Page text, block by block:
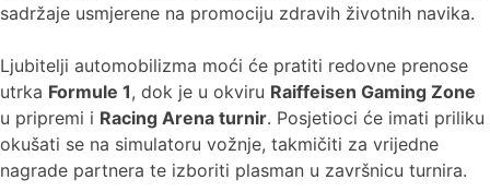
sadržaje usmjerene na promociju zdravih životnih navika.
Ljubitelji automobilizma moći će pratiti redovne prenose
utrka Formule 1, dok je u okviru Raiffeisen Gaming Zone
u pripremi i Racing Arena turnir. Posjetioci će imati priliku
okušati se na simulatoru vožnje, takmičiti za vrijedne
nagrade partnera te izboriti plasman u završnicu turnira.